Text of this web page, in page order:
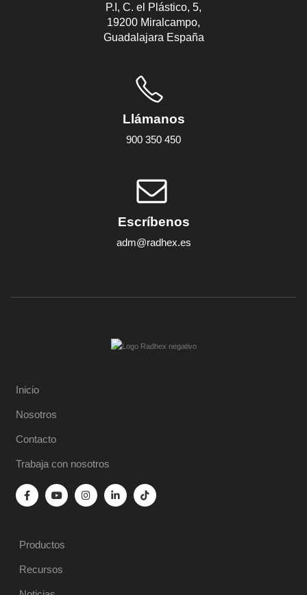
P.I, C. el Plástico, 5,
19200 Miralcampo,
Guadalajara España
Llámanos
900 350 450
Escríbenos
adm@radhex.es
Inicio
Nosotros
Contacto
Trabaja con nosotros
Productos
Recursos